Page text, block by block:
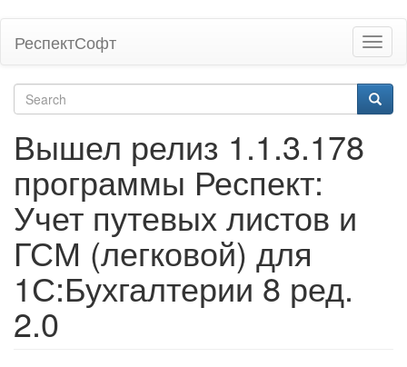
content
РеспектСофт
Search
form
Вышел релиз 1.1.3.178
программы Респект:
Учет путевых листов и
ГСМ (легковой) для
1С:Бухгалтерии 8 ред.
2.0